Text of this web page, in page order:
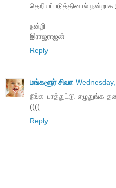
தெறியப்படுத்தினால் நன்றாக
நன்றி
இராஜராஜன்
Reply
மங்களூர் சிவா
நீங்க பாத்துட்டு எழுதுங்க
((((
Reply